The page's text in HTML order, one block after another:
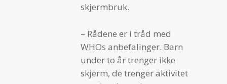
skjermbruk.
– Rådene er i tråd med
WHOs anbefalinger. Barn
under to år trenger ikke
skjerm, de trenger aktivitet